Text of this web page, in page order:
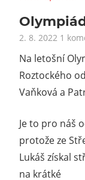
2. 8. 2022 1
Na letošní
Roztockého
Vaňková a
Je to pro náš
protože ze
Lukáš získal
na krátké